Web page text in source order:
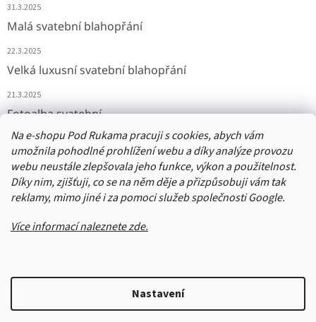
Na e-shopu Pod Rukama pracuji s cookies, abych vám
umožnila pohodlné prohlížení webu a díky analýze provozu
webu neustále zlepšovala jeho funkce, výkon a použitelnost.
Díky nim, zjišťuji, co se na něm děje a přizpůsobuji vám tak
reklamy, mimo jiné i za pomoci služeb společnosti Google.
Více informací naleznete zde.
Nastavení
Upozornění: Balíčky jsou odesílány odpoledne následující den po
31.3.2025
Malá svatební blahopřání
22.3.2025
Velká luxusní svatební blahopřání
21.3.2025
Fotoalba svatební
11.3.2025
Přijímáme online platby